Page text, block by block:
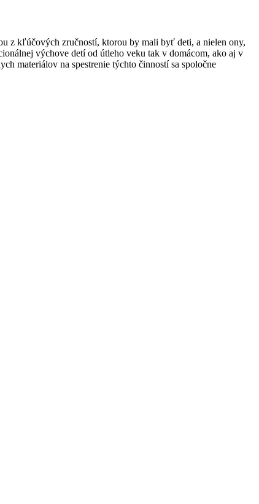
z kľúčových zručností, ktorou by mali byť deti, a nielen ony,
výchove detí od útleho veku tak v domácom, ako aj v
materiálov na spestrenie týchto činností sa spoločne